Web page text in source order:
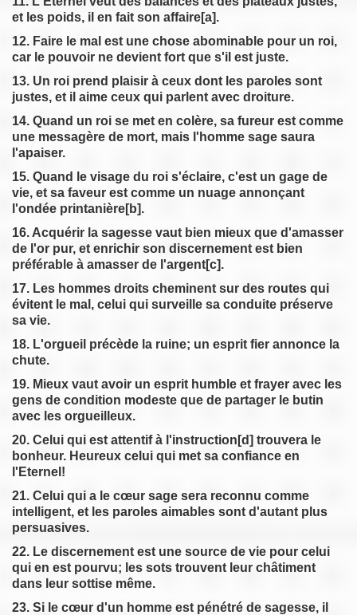
et les poids, il en fait son affaire[a].
12. Faire le mal est une chose abominable pour un roi,
car le pouvoir ne devient fort que s'il est juste.
13. Un roi prend plaisir à ceux dont les paroles sont
justes, et il aime ceux qui parlent avec droiture.
14. Quand un roi se met en colère, sa fureur est comme
une messagère de mort, mais l'homme sage saura
l'apaiser.
15. Quand le visage du roi s'éclaire, c'est un gage de
vie, et sa faveur est comme un nuage annonçant
l'ondée printanière[b].
16. Acquérir la sagesse vaut bien mieux que d'amasser
de l'or pur, et enrichir son discernement est bien
préférable à amasser de l'argent[c].
17. Les hommes droits cheminent sur des routes qui
évitent le mal, celui qui surveille sa conduite préserve
sa vie.
18. L'orgueil précède la ruine; un esprit fier annonce la
chute.
19. Mieux vaut avoir un esprit humble et frayer avec les
gens de condition modeste que de partager le butin
avec les orgueilleux.
20. Celui qui est attentif à l'instruction[d] trouvera le
bonheur. Heureux celui qui met sa confiance en
l'Eternel!
21. Celui qui a le cœur sage sera reconnu comme
intelligent, et les paroles aimables sont d'autant plus
persuasives.
22. Le discernement est une source de vie pour celui
qui en est pourvu; les sots trouvent leur châtiment
dans leur sottise même.
23. Si le cœur d'un homme est pénétré de sagesse, il